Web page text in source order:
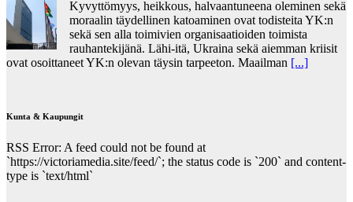
Kyvyttömyys, heikkous, halvaantuneena oleminen sekä
moraalin täydellinen katoaminen ovat todisteita YK:n
sekä sen alla toimivien organisaatioiden toimista
rauhantekijänä. Lähi-itä, Ukraina sekä aiemman kriisit
ovat osoittaneet YK:n olevan täysin tarpeeton. Maailman [...]
Kunta & Kaupungit
RSS Error: A feed could not be found at
`https://victoriamedia.site/feed/`; the status code is `200` and content-
type is `text/html`